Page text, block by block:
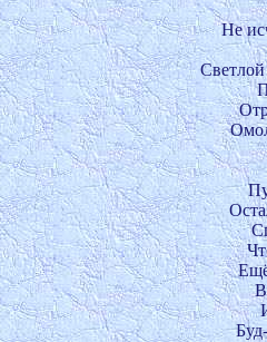
Не
Светлой